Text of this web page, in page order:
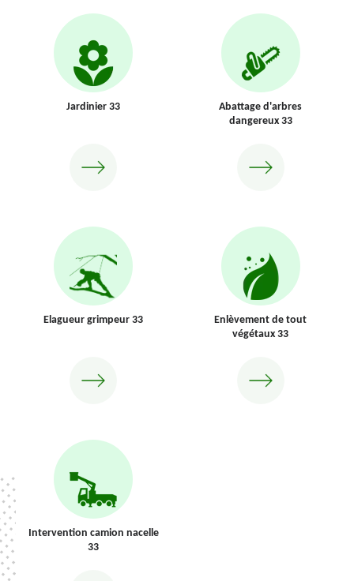
Jardinier 33
Abattage d'arbres
dangereux 33
Elagueur grimpeur 33
Enlèvement de tout
végétaux 33
Intervention camion nacelle
33